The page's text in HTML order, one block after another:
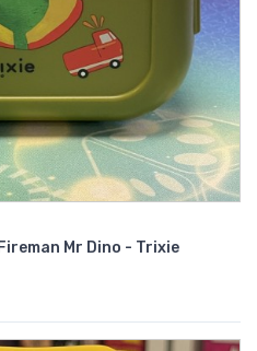
Mr Dino - Trixie